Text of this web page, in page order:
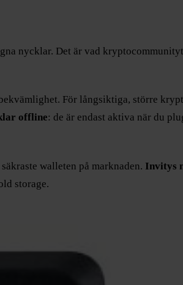
nycklar. Det är vad
För långsiktiga, större
offline: de är endast aktiva när du
walleten på marknaden. Invitys
storage.